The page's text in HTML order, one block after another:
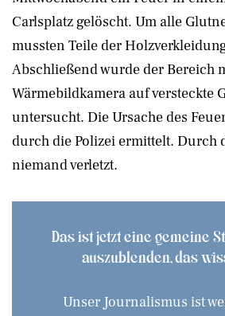
Carlsplatz gelöscht. Um alle
mussten Teile der
Abschließend wurde der Bereich
Wärmebildkamera auf versteckte
untersucht. Die Ursache des
durch die Polizei ermittelt. Durch
niemand verletzt.
Das ist jetzt eine gemeine
auszublenden, das
Unser Journalismus ist